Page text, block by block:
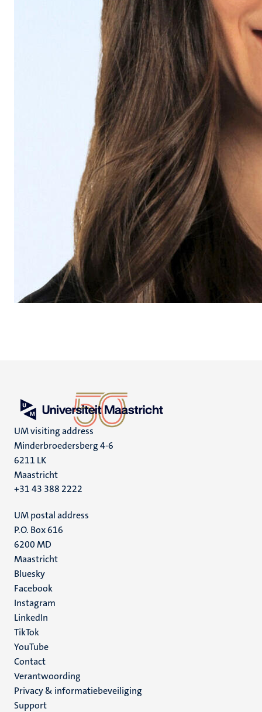
UM visiting address
Minderbroedersberg 4-6
6211 LK
Maastricht
+31 43 388 2222
UM postal address
P.O. Box 616
6200 MD
Maastricht
Social
media
Bluesky
Facebook
Instagram
LinkedIn
TikTok
YouTube
Menu
footer
(NL)
Contact
Verantwoording
Privacy & informatiebeveiliging
Support